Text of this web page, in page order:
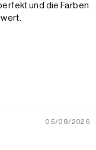
und die Farben
05/08/2026